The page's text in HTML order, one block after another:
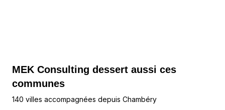
MEK Consulting dessert aussi ces
communes
140 villes accompagnées depuis Chambéry